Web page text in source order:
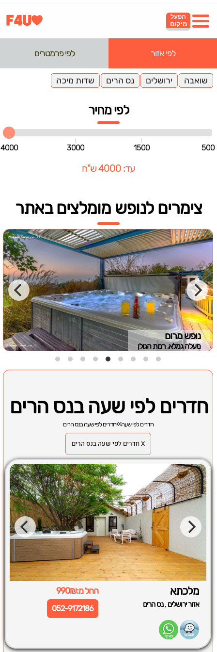
הפעל
מיקום
לפי אזור לפי פרמטרים
שואבה ירושלים נס הרים שדות מיכה
לפי מחיר
500
1500
3000
4000
עד: 4000 ש"ח
צימרים לנופש מומלצים באתר
נופש מרום
מעלה גמלא, רמת הגולן
חדרים לפי שעה בנס הרים
חדרים לפי שעה>>חדרים לפי שעה בנס הרים
X חדרים לפי שעה בנס הרים
מלכתא החל מ:990₪
אזור ירושלים ,נס הרים 052-9172186